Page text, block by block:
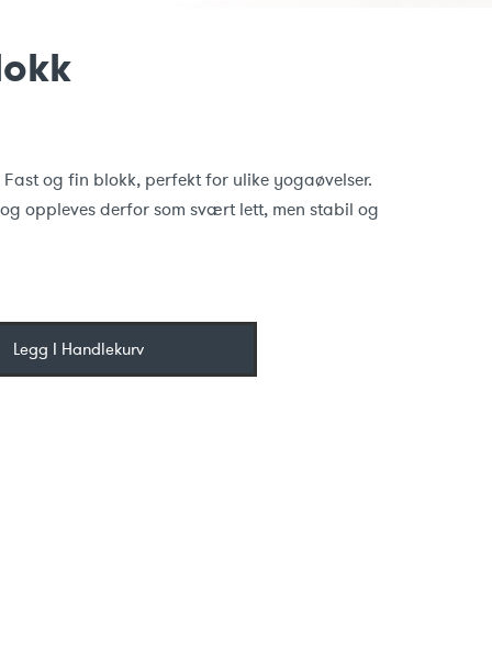
Fast og fin blokk, perfekt for ulike yogaøvelser.
og oppleves derfor som svært lett, men stabil og
Legg I Handlekurv